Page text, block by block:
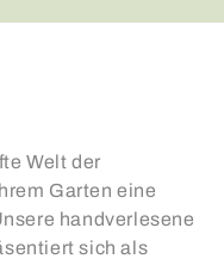
Welt der
Garten eine
handverlesene
sich als